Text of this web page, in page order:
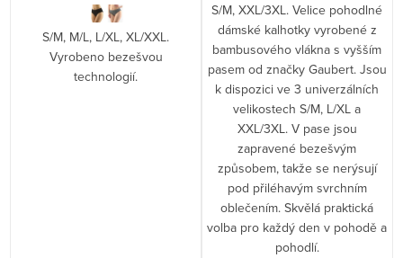
S/M, M/L, L/XL, XL/XXL.
Vyrobeno bezešvou
technologií.
S/M, XXL/3XL. Velice pohodlné
dámské kalhotky vyrobené z
bambusového vlákna s vyšším
pasem od značky Gaubert. Jsou
k dispozici ve 3 univerzálních
velikostech S/M, L/XL a
XXL/3XL. V pase jsou
zapravené bezešvým
způsobem, takže se nerýsují
pod přiléhavým svrchním
oblečením. Skvělá praktická
volba pro každý den v pohodě a
pohodlí.